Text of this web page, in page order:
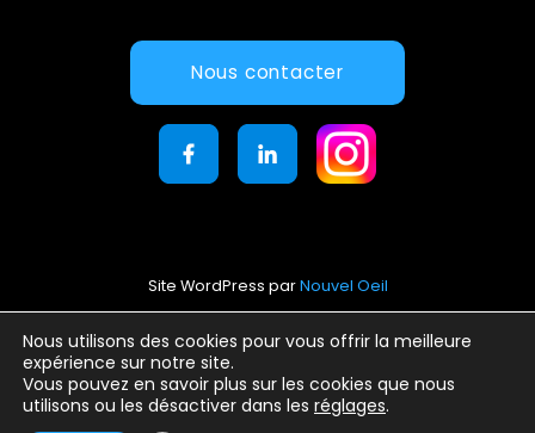
Nous utilisons des cookies pour vous offrir la meilleure
expérience sur notre site.
Vous pouvez en savoir plus sur les cookies que nous
utilisons ou les désactiver dans les réglages.
Nous contacter
Site WordPress parNouvel Oeil
Mentions légales
Conditions générales d’utilisation
Politique de confidentialité